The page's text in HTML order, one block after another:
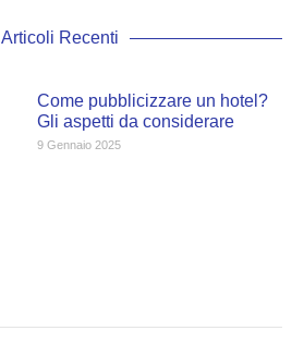
Articoli Recenti
Come pubblicizzare un hotel?
Gli aspetti da considerare
9 Gennaio 2025